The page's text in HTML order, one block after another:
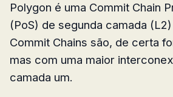
Polygon é uma Commit Chain
(PoS) de segunda camada
Commit Chains são, de certa
mas com uma maior
camada um.